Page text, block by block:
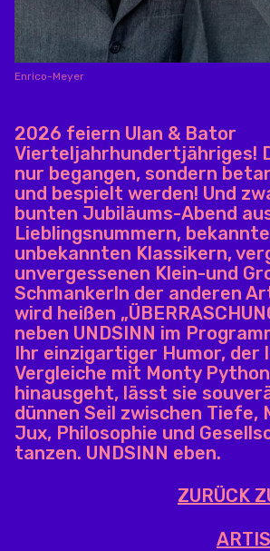
Enrico-Meyer
2026 feiern Ulan & Bator
Vierteljahrhundertjähriges!
nur begangen, sondern
und bespielt werden! Und
bunten Jubiläums-Abend
Lieblingsnummern,
unbekannten Klassikern,
unvergessenen Klein-und
Schmankerln der anderen
wird heißen
neben UNDSINN im
Ihr einzigartiger Humor, der
Vergleiche mit Monty
hinausgeht, lässt sie
dünnen Seil zwischen Tiefe,
Jux, Philosophie und
tanzen. UNDSINN eben.
ZURÜCK